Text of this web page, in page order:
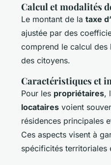
Calcul et modalités
Le montant de la taxe
ajustée par des
comprend le calcul
des citoyens.
Caractéristiques et
Pour les propriétaires,
locataires voient
résidences principales
Ces aspects visent à
spécificités territoriales